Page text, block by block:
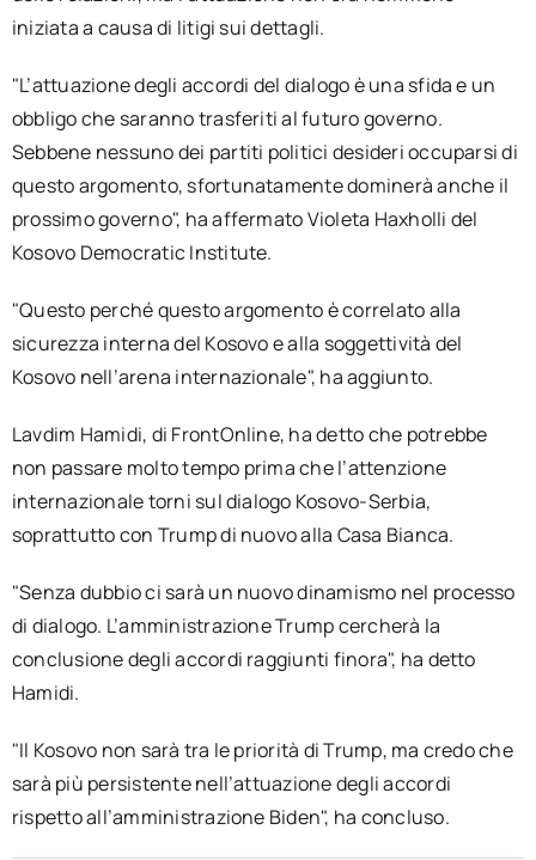
iniziata a causa di litigi sui dettagli.
"L’attuazione degli accordi del dialogo è una sfida e un
obbligo che saranno trasferiti al futuro governo.
Sebbene nessuno dei partiti politici desideri occuparsi di
questo argomento, sfortunatamente dominerà anche il
prossimo governo", ha affermato Violeta Haxholli del
Kosovo Democratic Institute.
"Questo perché questo argomento è correlato alla
sicurezza interna del Kosovo e alla soggettività del
Kosovo nell’arena internazionale", ha aggiunto.
Lavdim Hamidi, di FrontOnline, ha detto che potrebbe
non passare molto tempo prima che l’attenzione
internazionale torni sul dialogo Kosovo-Serbia,
soprattutto con Trump di nuovo alla Casa Bianca.
"Senza dubbio ci sarà un nuovo dinamismo nel processo
di dialogo. L’amministrazione Trump cercherà la
conclusione degli accordi raggiunti finora", ha detto
Hamidi.
"Il Kosovo non sarà tra le priorità di Trump, ma credo che
sarà più persistente nell’attuazione degli accordi
rispetto all’amministrazione Biden", ha concluso.